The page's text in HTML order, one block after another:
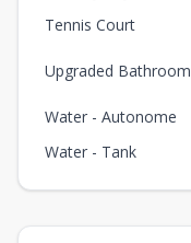
Tennis Court
Upgraded Bathroom
Water - Autonome
Water - Tank